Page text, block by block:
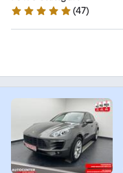
4.8 Sterne
(47)